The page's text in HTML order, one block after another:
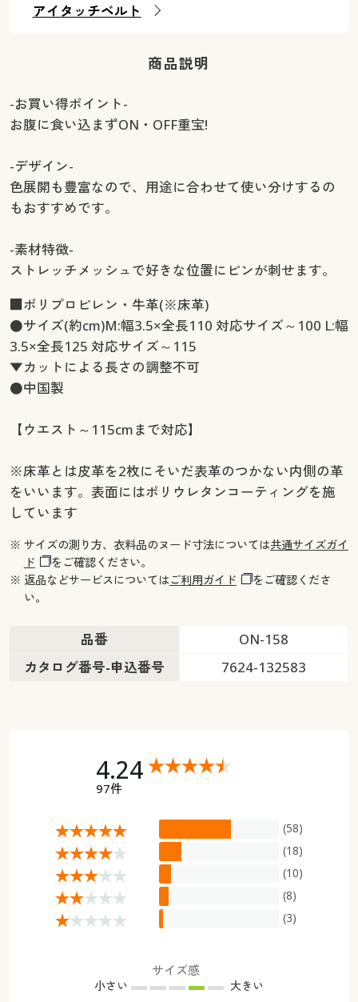
アイタッチベルト
商品説明
-お買い得ポイント-
お腹に食い込まずON・OFF重宝!
-デザイン-
色展開も豊富なので、用途に合わせて使い分けするの
もおすすめです。
-素材特徴-
ストレッチメッシュで好きな位置にピンが刺せます。
■ポリプロピレン・牛革(※床革)
●サイズ(約cm)M:幅3.5×全長110 対応サイズ～100 L:幅
3.5×全長125 対応サイズ～115
▼カットによる長さの調整不可
●中国製
【ウエスト～115cmまで対応】
※床革とは皮革を2枚にそいだ表革のつかない内側の革
をいいます。表面にはポリウレタンコーティングを施
しています
※ サイズの測り方、衣料品のヌード寸法については共通サイズガイ
ド
をご確認ください。
※ 返品などサービスについてはご利用ガイド
をご確認くださ
い。
品番
ON-158
カタログ番号-申込番号
7624-132583
4.24
97件
(58)
(18)
(10)
(8)
(3)
サイズ感
小さい 大きい